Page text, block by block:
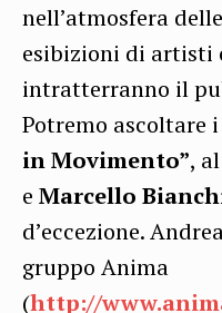
nell’atmosfera
esibizioni di artisti
intratterranno il
Potremo ascoltare i
in Movimento”,
e Marcello
d’eccezione.
gruppo Anima
(http://